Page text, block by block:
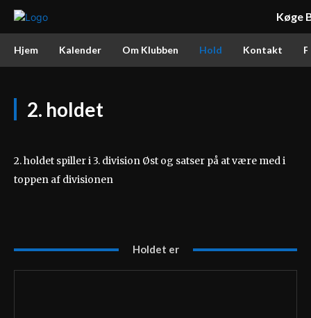
Køge
Hjem Kalender Om Klubben Hold Kontakt
2. holdet
2. holdet spiller i 3. division Øst og satser på at være med i
toppen af divisionen
Holdet er